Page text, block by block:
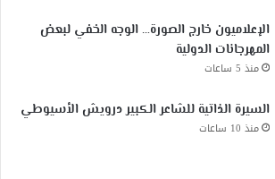
الإعلاميون خارج الصورة… الوجه الخفي لبعض
المهرجانات الدولية
منذ 5 ساعات
السيرة الذاتية للشاعر الكبير درويش الأسيوطي
منذ 10 ساعات